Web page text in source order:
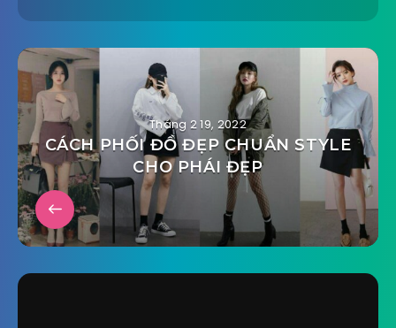
Tháng 2 19, 2022
CÁCH PHỐI ĐỒ ĐẸP CHUẨN STYLE
CHO PHÁI ĐẸP